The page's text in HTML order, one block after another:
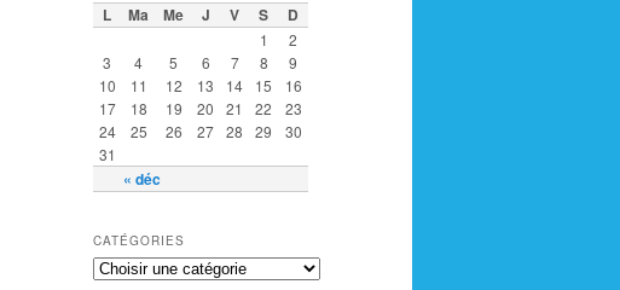
L Ma Me J V S D
« déc
1
2
3
4 5 6 7 8
9
10
11 12 13 14 15
16
17
18 19 20 21 22
23
24
25 26 27 28 29
30
31
CATÉGORIES